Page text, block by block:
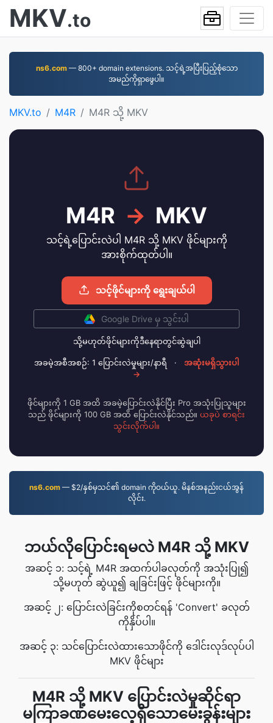
MKV.to
ns6.com— 800+ domain extensions. သင့်ရဲ့အပြီးပြည့်စုံသော
အမည်ကိုရှာဖွေပါ။
MKV.to M4R M4R သို့ MKV
M4R → MKV
သင့်ရဲ့ပြောင်းလဲပါ M4R သို့ MKV ဖိုင်များကို
အားစိုက်ထုတ်ပါ။
သင့်ဖိုင်များကို ရွေးချယ်ပါ
Google Drive မှ သွင်းပါ
သို့မဟုတ်ဖိုင်များကိုဒီနေရာတွင်ဆွဲချပါ
အခမဲ့အစီအစဉ်: 1 ပြောင်းလဲမှုများ/နာရီ ·
အဆုံးမရှိသွားပါ
→
ဖိုင်များကို 1 GB အထိ အခမဲ့ပြောင်းလဲနိုင်ပြီး Pro အသုံးပြုသူများ
သည် ဖိုင်များကို 100 GB အထိ ပြောင်းလဲနိုင်သည်။ ယခုပဲ စာရင်း
သွင်းလိုက်ပါ။
ns6.com — $2/နှစ်မှသင်၏ domain ကိုဝယ်ယူ. မိနစ်အနည်းငယ်အွန်
လိုင်း.
ဘယ်လိုပြောင်းရမလဲ M4R သို့ MKV
အဆင့် ၁: သင့်ရဲ့ M4R အထက်ပါခလုတ်ကို အသုံးပြု၍
သို့မဟုတ် ဆွဲယူ၍ ချခြင်းဖြင့် ဖိုင်များကို။
အဆင့် ၂: ပြောင်းလဲခြင်းကိုစတင်ရန် 'Convert' ခလုတ်
ကိုနှိပ်ပါ။
အဆင့် ၃: သင်ပြောင်းလဲထားသောဖိုင်ကို ဒေါင်းလုဒ်လုပ်ပါ
MKV ဖိုင်များ
M4R သို့ MKV ပြောင်းလဲမှုဆိုင်ရာ
မကြာခဏမေးလေ့ရှိသောမေးခွန်းများ